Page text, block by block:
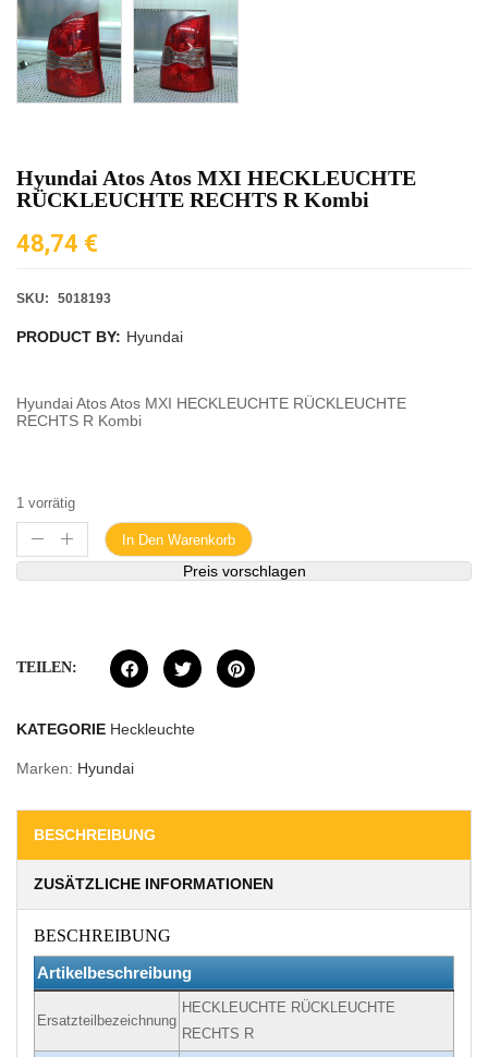
Hyundai Atos Atos MXI HECKLEUCHTE
RÜCKLEUCHTE RECHTS R Kombi
48,74 €
SKU: 5018193
PRODUCT BY: Hyundai
Hyundai Atos Atos MXI HECKLEUCHTE RÜCKLEUCHTE
RECHTS R Kombi
1 vorrätig
In Den Warenkorb
Preis vorschlagen
TEILEN:
KATEGORIE Heckleuchte
Marken: Hyundai
BESCHREIBUNG
ZUSÄTZLICHE INFORMATIONEN
BESCHREIBUNG
Artikelbeschreibung
Ersatzteilbezeichnung
HECKLEUCHTE RÜCKLEUCHTE
RECHTS R